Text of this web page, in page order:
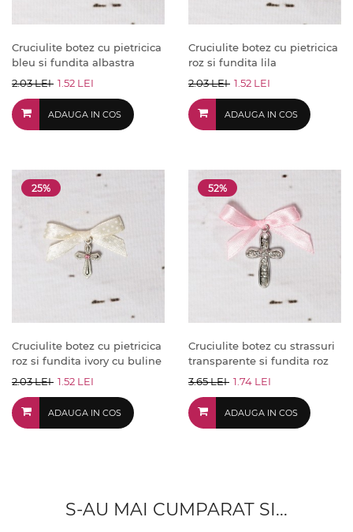
Cruciulite botez cu pietricica
bleu si fundita albastra
2.03 LEI 1.52 LEI
ADAUGA IN COS
Cruciulite botez cu pietricica
roz si fundita lila
2.03 LEI 1.52 LEI
ADAUGA IN COS
25%
Cruciulite botez cu pietricica
roz si fundita ivory cu buline
2.03 LEI 1.52 LEI
ADAUGA IN COS
52%
Cruciulite botez cu strassuri
transparente si fundita roz
3.65 LEI 1.74 LEI
ADAUGA IN COS
S-AU MAI CUMPARAT SI...